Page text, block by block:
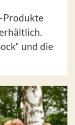
Produkte
und die